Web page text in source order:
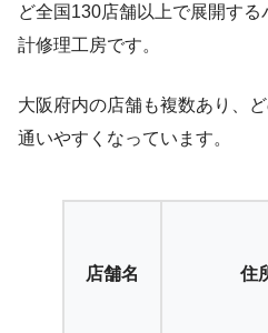
ど全国130店舗以上で展開す
計修理工房です。
大阪府内の店舗も複数あり、
通いやすくなっています。
店舗名 住